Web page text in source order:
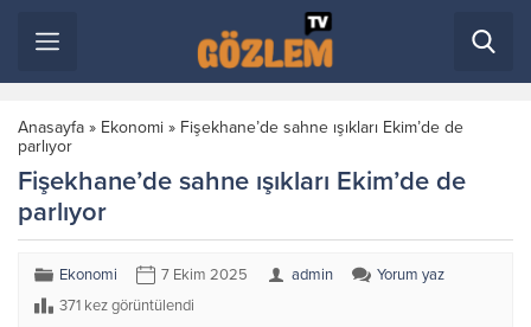
Anasayfa » Ekonomi » Fişekhane’de sahne ışıkları Ekim’de de
parlıyor
Fişekhane’de sahne ışıkları Ekim’de de
parlıyor
Ekonomi 7 Ekim 2025 admin
Yorum yaz
371 kez görüntülendi